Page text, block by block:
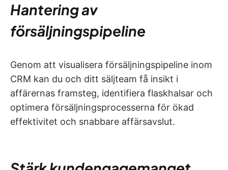
Hantering av
försäljningspipeline
Genom att visualisera försäljningspipeline inom
CRM kan du och ditt säljteam få insikt i
affärernas framsteg, identifiera flaskhalsar och
optimera försäljningsprocesserna för ökad
effektivitet och snabbare affärsavslut.